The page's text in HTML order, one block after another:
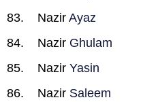
Nazir Ayaz
Nazir Ghulam
Nazir Yasin
Nazir Saleem